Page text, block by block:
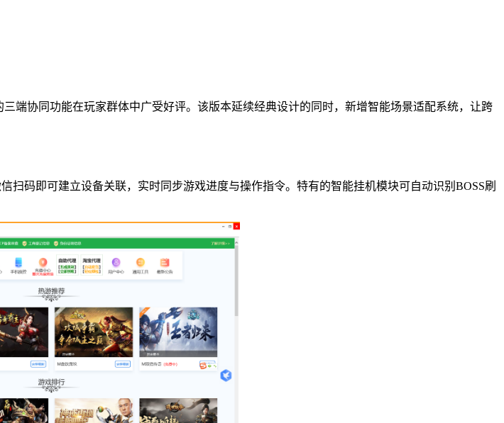
端协同功能在玩家群体中广受好评。该版本延续经典设计的同时，新增智能场景适配系统，让跨
码即可建立设备关联，实时同步游戏进度与操作指令。特有的智能挂机模块可自动识别BOSS刷